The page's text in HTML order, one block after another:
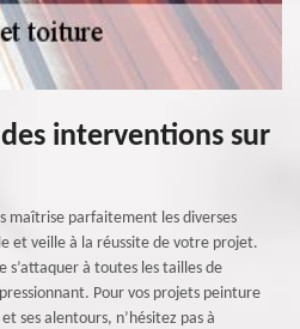
interventions sur
maîtrise parfaitement les diverses
et veille à la réussite de votre projet.
s’attaquer à toutes les tailles de
Pour vos projets peinture
ses alentours, n’hésitez pas à